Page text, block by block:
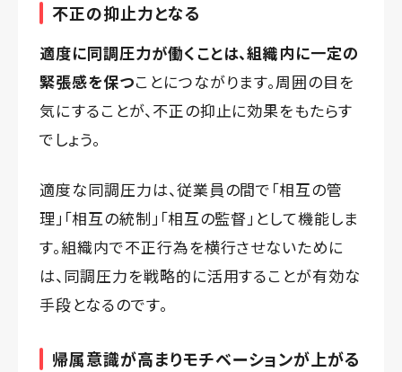
不正の抑止力となる
適度に同調圧力が働くことは、組織内に一定の
緊張感を保つことにつながります。周囲の目を
気にすることが、不正の抑止に効果をもたらす
でしょう。
適度な同調圧力は、従業員の間で「相互の管
理」「相互の統制」「相互の監督」として機能しま
す。組織内で不正行為を横行させないために
は、同調圧力を戦略的に活用することが有効な
手段となるのです。
帰属意識が高まりモチベーションが上がる